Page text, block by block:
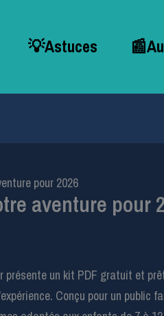
💡Astuces
pour 2026
aventure pour
présente un kit PDF gratuit et
Conçu pour un public